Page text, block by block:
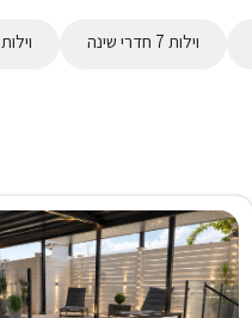
וילות 7 חדרי שינה וילות 8 חדרי שינה